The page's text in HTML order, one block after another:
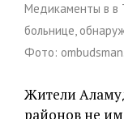
Медикаменты в в
больнице,
Фото:
Жители
районов не